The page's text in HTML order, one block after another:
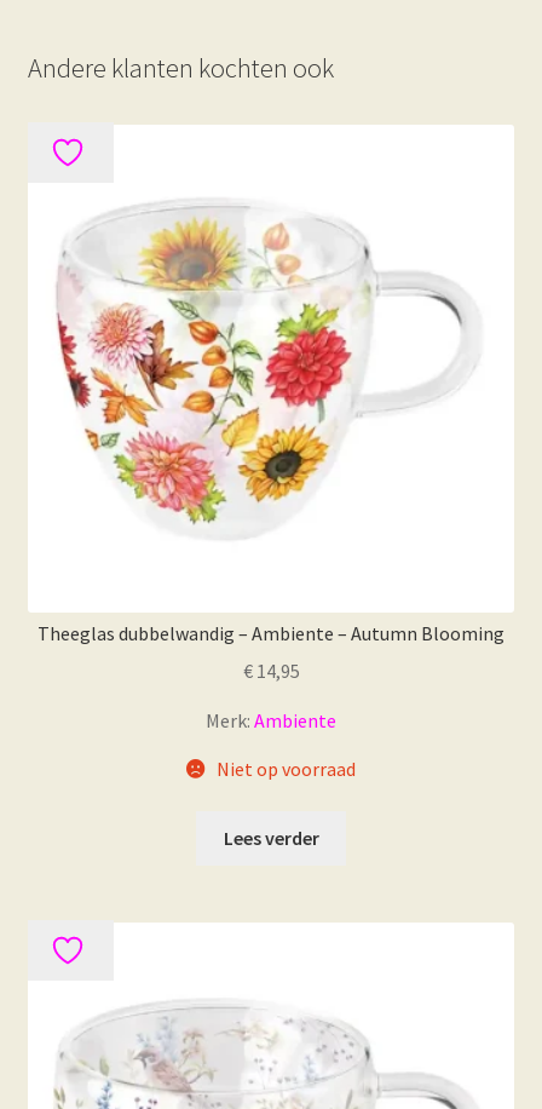
Andere klanten kochten ook
Theeglas dubbelwandig – Ambiente – Autumn Blooming
€14,95
Merk: Ambiente
Niet op voorraad
Lees verder